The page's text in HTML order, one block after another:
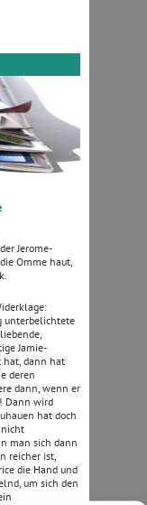
Jerome-
Omme haut,
unterbelichtete
Jamie-
hat, dann hat
deren
dann, wenn er
Dann wird
hat doch
nicht
man sich dann
reicher ist,
die Hand und
um sich den